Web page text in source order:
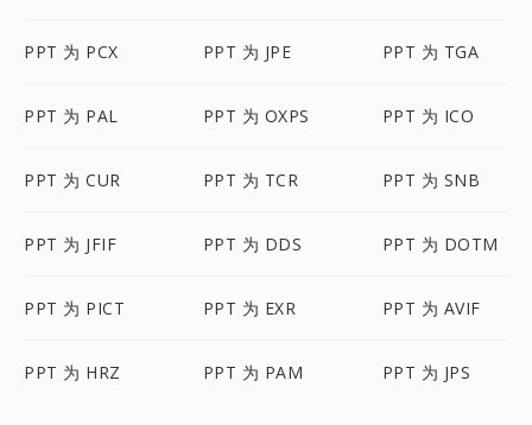
PPT 为 PCX PPT 为 JPE PPT 为 TGA
PPT 为 PAL PPT 为 OXPS PPT 为 ICO
PPT 为 CUR PPT 为 TCR PPT 为 SNB
PPT 为 JFIF PPT 为 DDS PPT 为 DOTM
PPT 为 PICT PPT 为 EXR PPT 为 AVIF
PPT 为 HRZ PPT 为 PAM PPT 为 JPS